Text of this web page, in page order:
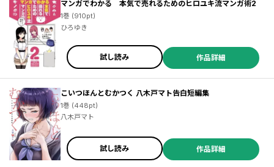
マンガでわかる 本気で売れるためのヒロユキ流マンガ術2
1巻 (910pt)
ひろゆき
試し読み 作品詳細
こいつほんとむかつく 八木戸マト告白短編集
1巻 (448pt)
八木戸マト
試し読み 作品詳細